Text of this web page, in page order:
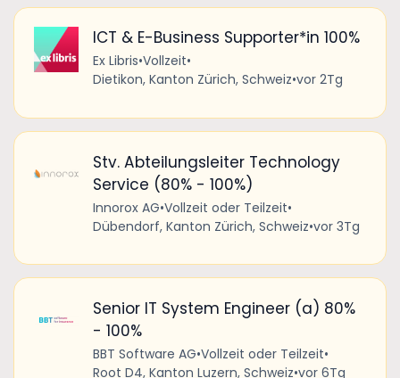
ICT & E-Business Supporter*in 100%
Ex Libris•Vollzeit•
Dietikon, Kanton Zürich, Schweiz•vor 2Tg
Stv. Abteilungsleiter Technology
Service (80% - 100%)
Innorox AG•Vollzeit oder Teilzeit•
Dübendorf, Kanton Zürich, Schweiz•vor 3Tg
Senior IT System Engineer (a) 80%
- 100%
BBT Software AG•Vollzeit oder Teilzeit•
Root D4, Kanton Luzern, Schweiz•vor 6Tg